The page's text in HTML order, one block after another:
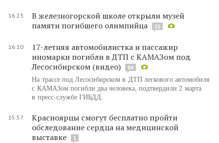
16:23
В железногорской школе открыли музей
памяти погибшего олимпийца
15
16:10
17-летняя автомобилистка и пассажир
иномарки погибли в ДТП с КАМАЗом под
Лесосибирском (видео)
94
На трассе под Лесосибирском в ДТП легкового автомобиля
с КАМАЗом погибли два человека, подтвердили 2 марта
в пресс-службе ГИБДД.
15:57
Красноярцы смогут бесплатно пройти
обследование сердца на медицинской
выставке
1